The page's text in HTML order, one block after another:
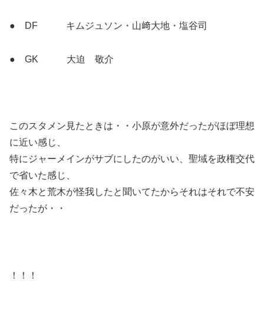
● DF キムジュソン・山﨑大地・塩谷司
● GK 大迫 敬介
このスタメン見たときは・・小原が意外だったがほぼ理想
に近い感じ、
特にジャーメインがサブにしたのがいい、聖域を政権交代
で省いた感じ、
佐々木と荒木が怪我したと聞いてたからそれはそれで不安
だったが・・
！！！